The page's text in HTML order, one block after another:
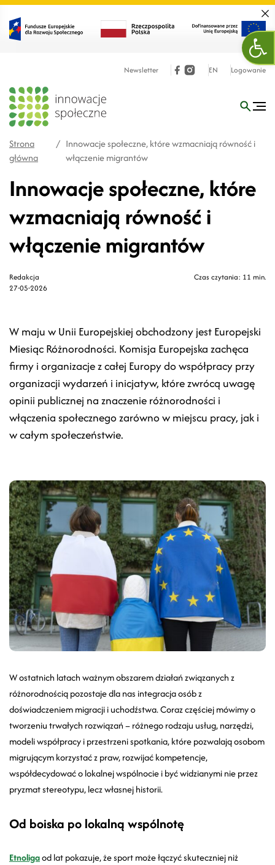
Newsletter EN Logowanie
Strona
główna
/ Innowacje społeczne, które wzmacniają równość i
włączenie migrantów
Innowacje społeczne, które
wzmacniają równość i
włączenie migrantów
Redakcja
27-05-2026
Czas czytania: 11 min.
W maju w Unii Europejskiej obchodzony jest Europejski
Miesiąc Różnorodności. Komisja Europejska zachęca
firmy i organizacje z całej Europy do współpracy przy
organizacji wydarzeń i inicjatyw, które zwrócą uwagę
opinii publicznej na znaczenie różnorodności i
włączenia społecznego zarówno w miejscu pracy, jak i
w całym społeczeństwie.
W ostatnich latach ważnym obszarem działań związanych z
różnorodnością pozostaje dla nas integracja osób z
doświadczeniem migracji i uchodźstwa. Coraz częściej mówimy o
tworzeniu trwałych rozwiązań – różnego rodzaju usług, narzędzi,
modeli współpracy i przestrzeni spotkania, które pozwalają osobom
migrującym korzystać z praw, rozwijać kompetencje,
współdecydować o lokalnej wspólnocie i być widzianymi nie przez
pryzmat stereotypu, lecz własnej historii.
Od boiska po lokalną wspólnotę
Etnoligaod lat pokazuje, że sport może łączyć skuteczniej niż